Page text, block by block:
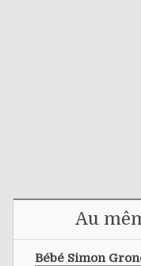
Au
Bébé Simon